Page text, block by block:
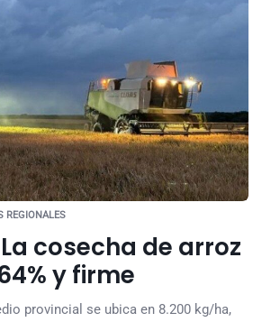
REGIONALES
cosecha de arroz
y firme
provincial se ubica en 8.200 kg/ha,